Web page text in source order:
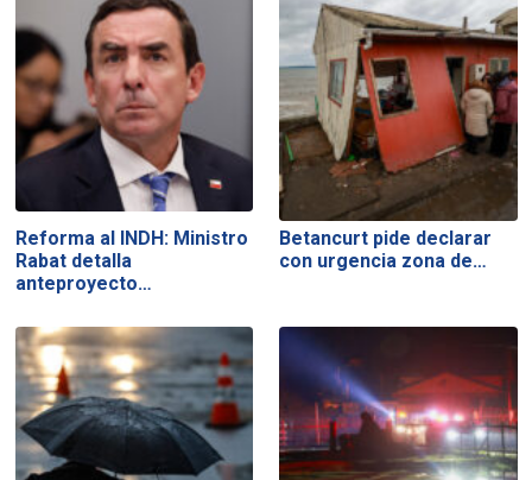
Reforma al INDH: Ministro
Rabat detalla
anteproyecto…
Betancurt pide declarar
con urgencia zona de…